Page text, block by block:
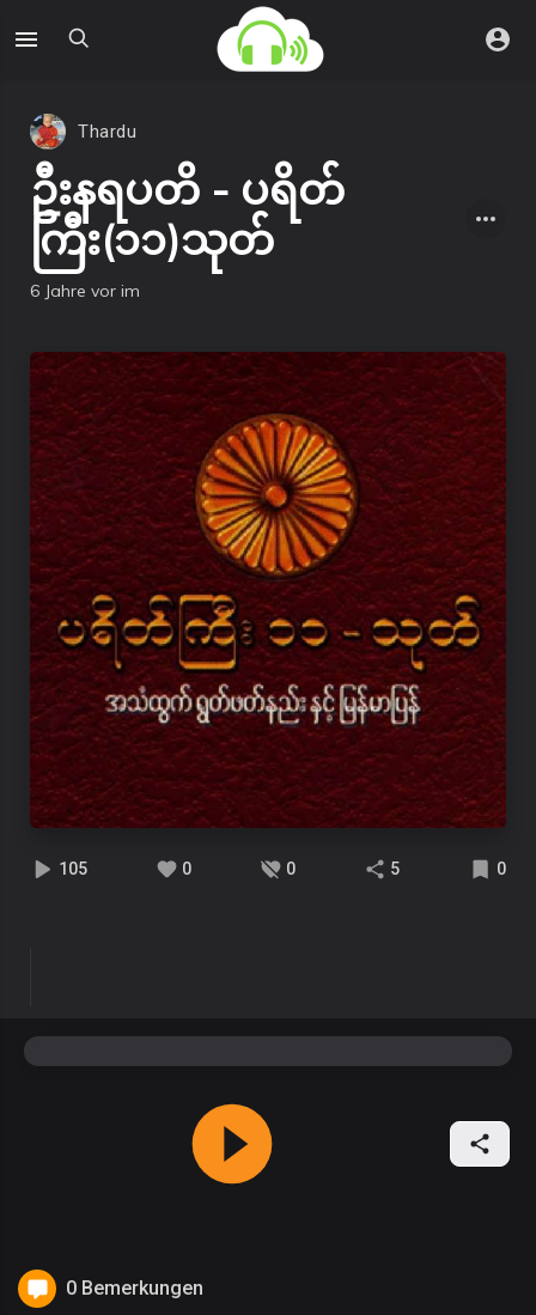
Thardu
ဦးနရပတိ - ပရိတ်
ကြီး(၁၁)သုတ်
6 Jahre vor im
105 0 0 5 0
0 Bemerkungen